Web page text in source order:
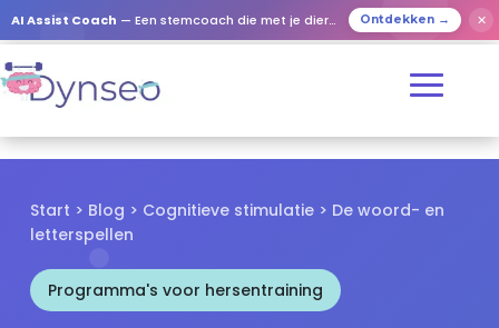
AI Assist Coach — Een stemcoach die met je dierbaren speelt Ontdekken → ✕
Start > Blog > Cognitieve stimulatie > De woord- en
letterspellen
Programma's voor hersentraining